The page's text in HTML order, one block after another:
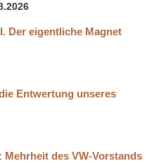
Der eigentliche Magnet
Entwertung unseres
des VW-Vorstands